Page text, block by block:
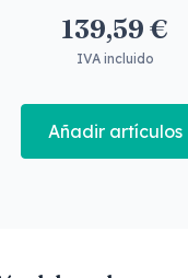
139,59 €
IVA incluido
Añadir artículos